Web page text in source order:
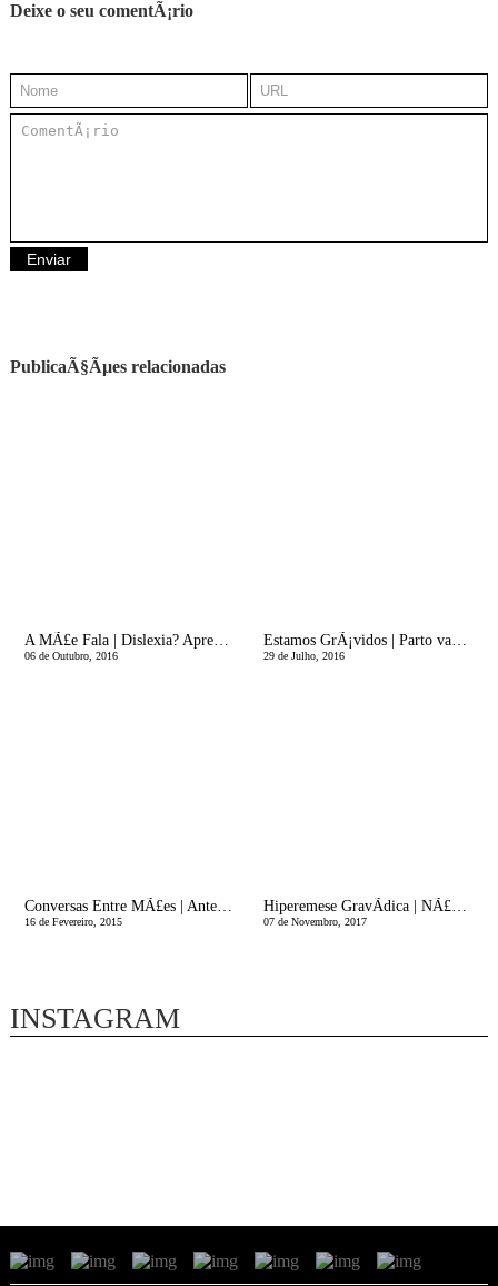
Deixe o seu comentÃ¡rio
PublicaÃ§Ãµes relacionadas
A MÃ£e Fala | Dislexia? Aprender a ler - quando o processo Ã© difÃ­cil?
06 de Outubro, 2016
Estamos GrÃ¡vidos | Parto vaginal ou cesariana?
29 de Julho, 2016
Conversas Entre MÃ£es | Antes de Ser MÃ£e
16 de Fevereiro, 2015
Hiperemese GravÃ­dica | NÃ£o Ã© sÃ³ Ã Kate que acontece (e muitas ideias de estilo para este inverno)
07 de Novembro, 2017
INSTAGRAM